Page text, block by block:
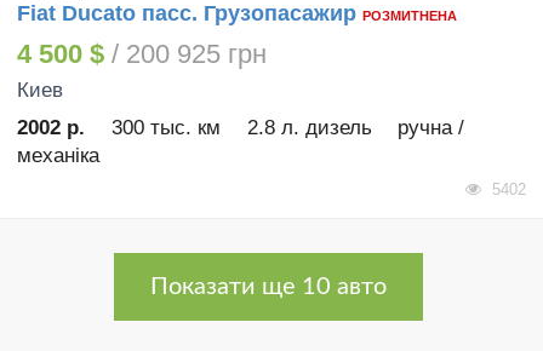
Fiat Ducato пасс. Грузопасажир РОЗМИТНЕНА
4 500 $ / 200 925 грн
Киев
2002 р.
300 тыс. км 2.8 л. дизель
ручна /
механіка
5402
Показати ще 10 авто